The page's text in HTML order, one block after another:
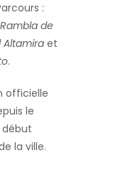
:
Rambla de
Altamira et
.
officielle
le
début
la ville.